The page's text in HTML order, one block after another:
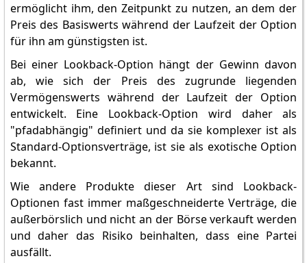
ermöglicht ihm, den Zeitpunkt zu nutzen, an dem der
Preis des Basiswerts während der Laufzeit der Option
für ihn am günstigsten ist.
Bei einer Lookback-Option hängt der Gewinn davon
ab, wie sich der Preis des zugrunde liegenden
Vermögenswerts während der Laufzeit der Option
entwickelt. Eine Lookback-Option wird daher als
"pfadabhängig" definiert und da sie komplexer ist als
Standard-Optionsverträge, ist sie als exotische Option
bekannt.
Wie andere Produkte dieser Art sind Lookback-
Optionen fast immer maßgeschneiderte Verträge, die
außerbörslich und nicht an der Börse verkauft werden
und daher das Risiko beinhalten, dass eine Partei
ausfällt.